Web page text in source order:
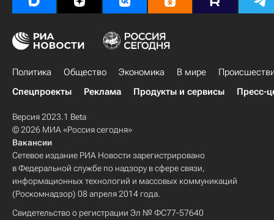
Политика Общество Экономика В мире
Спецпроекты
Реклама Продукты и сервисы Пресс-
Версия 2023.1 Beta
© 2026 МИА «Россия сегодня»
Вакансии
Сетевое издание РИА Новости зарегистрировано
в Федеральной службе по надзору в сфере связи,
информационных технологий и массовых коммуникаций
(Роскомнадзор) 08 апреля 2014 года.
Свидетельство о регистрации Эл № ФС77-57640